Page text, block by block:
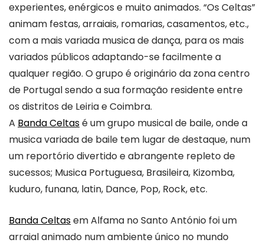
experientes, enérgicos e muito animados. “Os Celtas”
animam festas, arraiais, romarias, casamentos, etc.,
com a mais variada musica de dança, para os mais
variados públicos adaptando-se facilmente a
qualquer região. O grupo é originário da zona centro
de Portugal sendo a sua formação residente entre
os distritos de Leiria e Coimbra.
A Banda Celtasé um grupo musical de baile, onde a
musica variada de baile tem lugar de destaque, num
um reportório divertido e abrangente repleto de
sucessos; Musica Portuguesa, Brasileira, Kizomba,
kuduro, funana, latin, Dance, Pop, Rock, etc.
Banda Celtasem Alfama no Santo António foi um
arraial animado num ambiente único no mundo